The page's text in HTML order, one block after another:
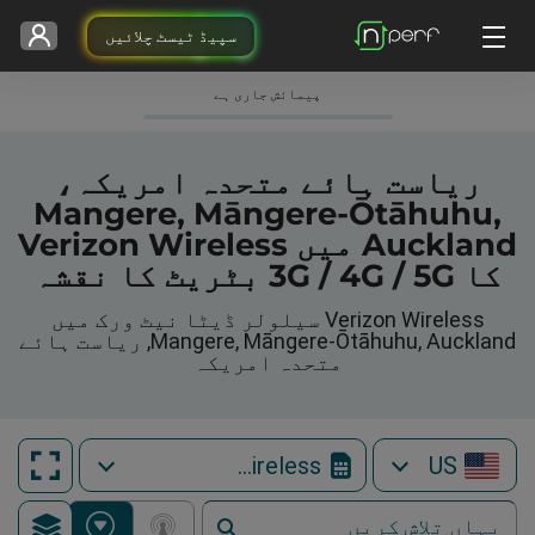
سپیڈ ٹیسٹ چلائیں
پیمائش جاری ہے
ریاست ہائے متحدہ امریکہ،
Mangere, Māngere-Ōtāhuhu,
Auckland میں Verizon Wireless
کا 3G / 4G / 5G بٹریٹ کا نقشہ
Verizon Wireless سیلولر ڈیٹا نیٹ ورک میں
Mangere, Māngere-Ōtāhuhu, Auckland, ریاست ہائے
متحدہ امریکہ
US
Verizon Wireless